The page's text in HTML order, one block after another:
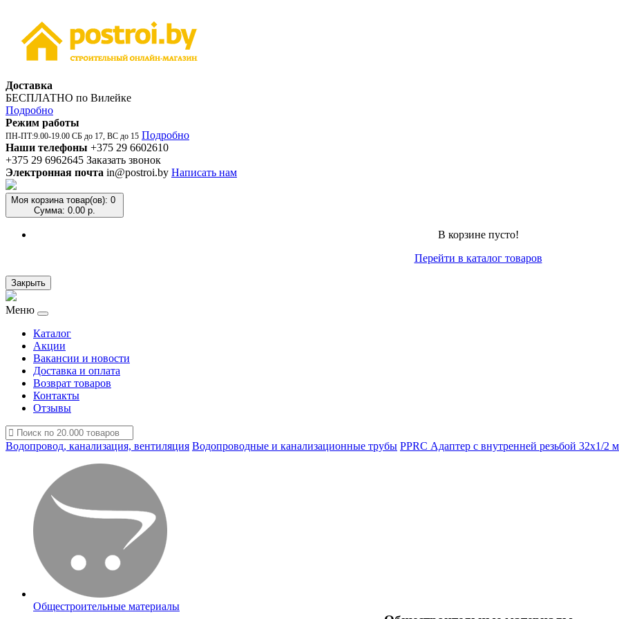
Доставка
БЕСПЛАТНО по Вилейке
Подробно
Режим работы
ПН-ПТ:9.00-19.00 СБ до 17, ВС до 15 Подробно
Наши телефоны +375 29 6602610
+375 29 6962645 Заказать звонок
Электронная почта in@postroi.by Написать нам
Моя корзина товар(ов): 0
Сумма: 0.00 р.
В корзине пусто!
Перейти в каталог товаров
Закрыть
Меню
Каталог
Акции
Вакансии и новости
Доставка и оплата
Возврат товаров
Контакты
Отзывы
Водопровод, канализация, вентиляция Водопроводные и канализационные трубы PPRC Адаптер с внутренней резьбой 32х1/2
Общестроительные материалы